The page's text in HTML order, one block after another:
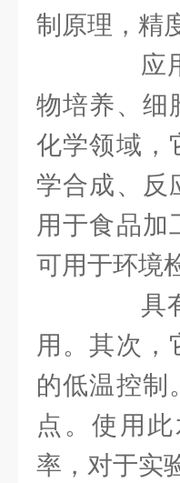
制原理，精
应用
物培养、细
化学领域，
学合成、反
用于食品加
可用于环境
具有
用。其次，
的低温控制
点。使用
率，对于实